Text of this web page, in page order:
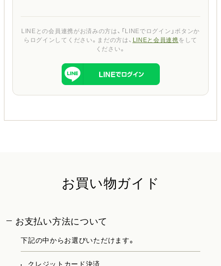
LINEとの会員連携がお済みの方は、「LINEでログイン」ボタンか
らログインしてください。まだの方は、 LINEと会員連携をして
ください。
お買い物ガイド
お支払い方法について
下記の中からお選びいただけます。
クレジットカード決済